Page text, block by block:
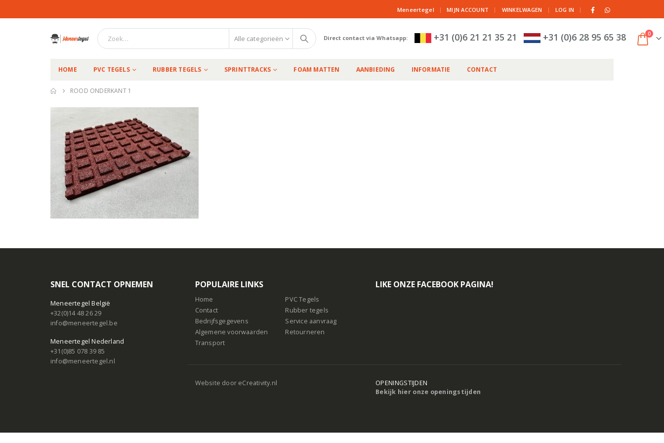
Meneertegel | MIJN ACCOUNT WINKELWAGEN LOG IN |
Alle categorieën Direct contact via Whatsapp: +31 (0)6 21 21 35 21 +31 (0)6 28 95 65 38 0
HOME PVC TEGELS RUBBER TEGELS SPRINTTRACKS FOAM MATTEN AANBIEDING INFORMATIE CONTACT
ROOD ONDERKANT 1
SNEL CONTACT OPNEMEN
Meneertegel België
+32(0)14 48 26 29
info@meneertegel.be
Meneertegel Nederland
+31(0)85 078 39 85
info@meneertegel.nl
POPULAIRE LINKS
Home
Contact
Bedrijfsgegevens
Algemene voorwaarden
Transport
PVC Tegels
Rubber tegels
Service aanvraag
Retourneren
LIKE ONZE FACEBOOK PAGINA!
Website door eCreativity.nl
OPENINGSTIJDEN
Bekijk hier onze openingstijden